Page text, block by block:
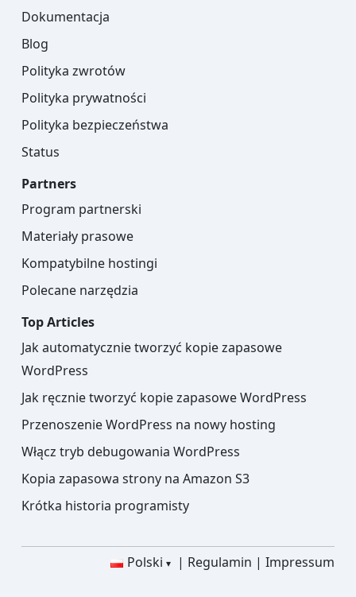
Dokumentacja
Blog
Polityka zwrotów
Polityka prywatności
Polityka bezpieczeństwa
Status
Partners
Program partnerski
Materiały prasowe
Kompatybilne hostingi
Polecane narzędzia
Top Articles
Jak automatycznie tworzyć kopie zapasowe
WordPress
Jak ręcznie tworzyć kopie zapasowe WordPress
Przenoszenie WordPress na nowy hosting
Włącz tryb debugowania WordPress
Kopia zapasowa strony na Amazon S3
Krótka historia programisty
Polski Regulamin Impressum